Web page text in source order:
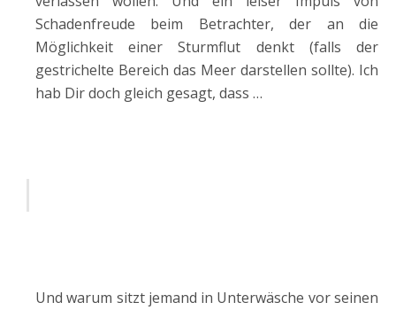
Schadenfreude beim Betrachter, der an die
Möglichkeit einer Sturmflut denkt (falls der
gestrichelte Bereich das Meer darstellen sollte). Ich
hab Dir doch gleich gesagt, dass …
Und warum sitzt jemand in Unterwäsche vor seinen